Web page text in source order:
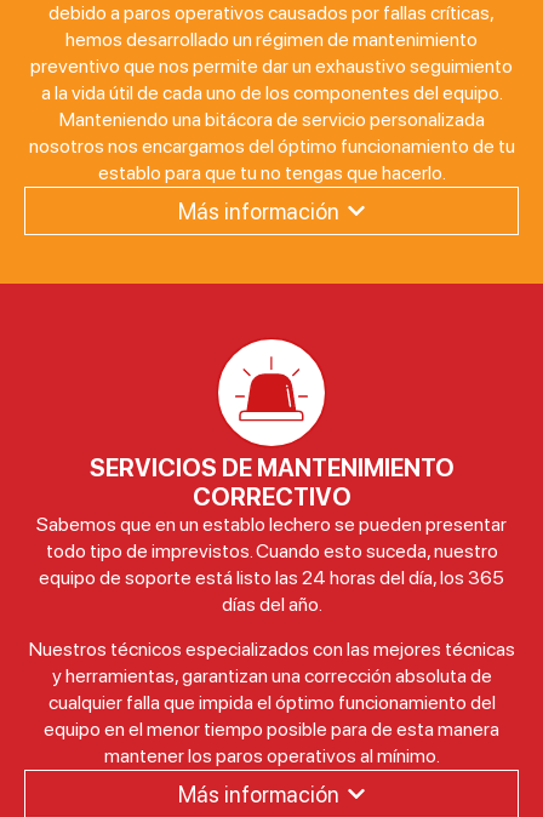
debido a paros operativos causados por fallas críticas,
hemos desarrollado un régimen de mantenimiento
preventivo que nos permite dar un exhaustivo seguimiento
a la vida útil de cada uno de los componentes del equipo.
Manteniendo una bitácora de servicio personalizada
nosotros nos encargamos del óptimo funcionamiento de tu
establo para que tu no tengas que hacerlo.
Más información
completo de
equipo de
ordeño.
Diagnóstico
completo de
sistemas de
enfriamiento.
Diagnóstico
completo de
sistemas de
manejo de
estiércol.
Cambio de
teteras,
mangas y
revisión de
tubos de aire.
Diagnóstico
completo de
sistemas de
automatización.
SERVICIOS DE MANTENIMIENTO
CORRECTIVO
Sabemos que en un establo lechero se pueden presentar
todo tipo de imprevistos. Cuando esto suceda, nuestro
equipo de soporte está listo las 24 horas del día, los 365
días del año.
Nuestros técnicos especializados con las mejores técnicas
y herramientas, garantizan una corrección absoluta de
cualquier falla que impida el óptimo funcionamiento del
equipo en el menor tiempo posible para de esta manera
mantener los paros operativos al mínimo.
Más información